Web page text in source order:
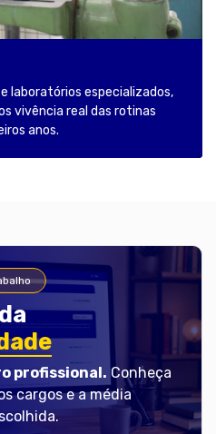
laboratórios especializados,
vivência real das rotinas
anos.
profissional. Conheça
cargos e a média